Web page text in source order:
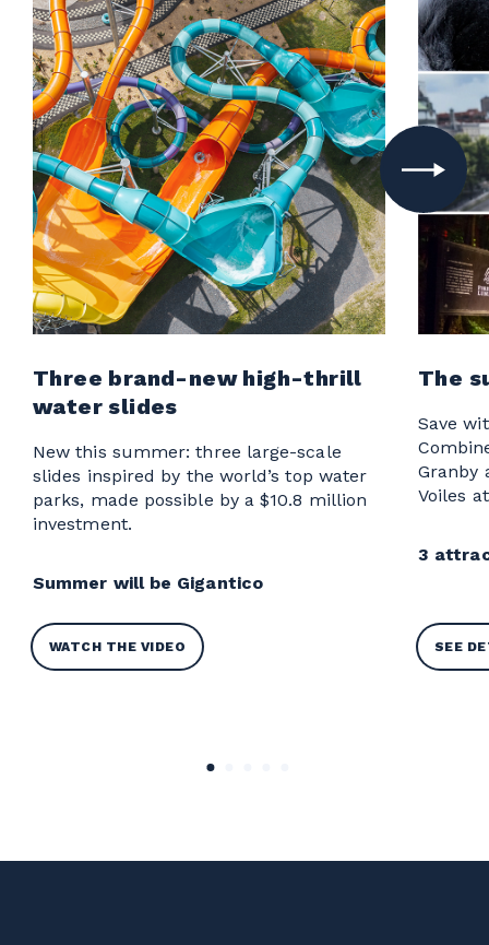
Three brand-new high-thrill
water slides
New this summer: three large-scale
slides inspired by the world’s top water
parks, made possible by a $10.8 million
investment.
Summer will be Gigantico
WATCH THE VIDEO
The
Save
Granby
Voiles
3
SEE